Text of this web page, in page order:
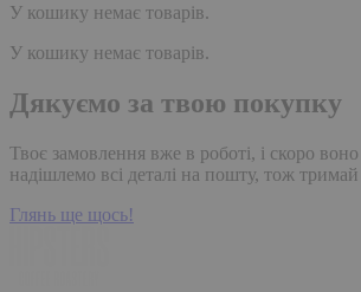
У кошику немає товарів.
У кошику немає товарів.
Дякуємо за твою покупку
Твоє замовлення вже в роботі, і скоро
надішлемо всі деталі на пошту, тож тримай
Глянь ще щось!